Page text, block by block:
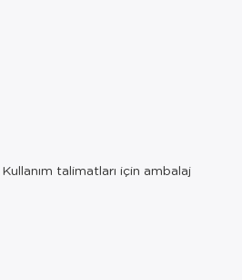
talimatları için ambalaj